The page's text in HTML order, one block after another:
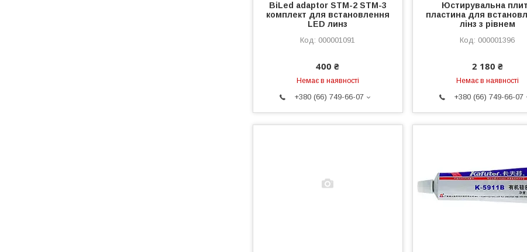
BiLed adaptor STM-2 STM-3
комплект для встановлення
LED линз
000001091
400 ₴
Немає в наявності
+380 (66) 749-66-07
Юстирувальна
пластина для
лінз з рівнем
000001396
2 180 ₴
Немає в наявності
+380 (66) 749-66-07